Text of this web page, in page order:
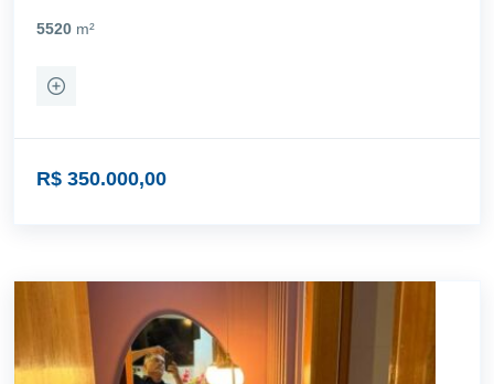
5520 m²
R$ 350.000,00